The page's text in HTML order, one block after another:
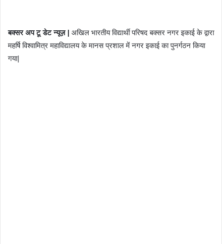
बक्सर अप टू डेट न्यूज़ | अखिल भारतीय विद्यार्थी परिषद बक्सर नगर इकाई के द्वारा
महर्षि विश्वामित्र महाविद्यालय के मानस प्रशाल में नगर इकाई का पुनर्गठन किया
गया|